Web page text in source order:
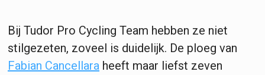
Bij Tudor Pro Cycling Team hebben ze niet
stilgezeten, zoveel is duidelijk. De ploeg van
Fabian Cancellara heeft maar liefst zeven